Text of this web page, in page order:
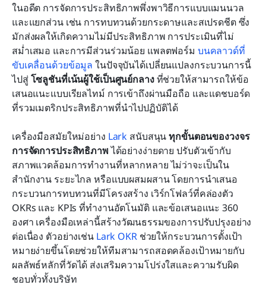
ในอดีต การจัดการประสิทธิภาพพึ่งพาวิธีการแบบแมนนวล
และแยกส่วน เช่น การทบทวนด้วยกระดาษและสเปรดชีต ซึ่ง
มักส่งผลให้เกิดความไม่มีประสิทธิภาพ การประเมินที่ไม่
สม่ำเสมอ และการมีส่วนร่วมน้อย แพลตฟอร์ม บนคลาวด์ที่
ขับเคลื่อนด้วยข้อมูล ในปัจจุบันได้เปลี่ยนแปลงกระบวนการนี้
ไปสู่ โซลูชันที่เน้นผู้ใช้เป็นศูนย์กลาง ที่ช่วยให้สามารถให้ข้อ
เสนอแนะแบบเรียลไทม์ การเข้าถึงผ่านมือถือ และแดชบอร์ด
ที่รวมเมตริกประสิทธิภาพที่นำไปปฏิบัติได้
เครื่องมือสมัยใหม่อย่าง Lark สนับสนุน ทุกขั้นตอนของวงจร
การจัดการประสิทธิภาพ ได้อย่างง่ายดาย ปรับตัวเข้ากับ
สภาพแวดล้อมการทำงานที่หลากหลาย ไม่ว่าจะเป็นใน
สำนักงาน ระยะไกล หรือแบบผสมผสาน โดยการนำเสนอ
กระบวนการทบทวนที่มีโครงสร้าง เวิร์กโฟลว์ที่คล่องตัว
OKRs และ KPIs ที่ทำงานอัตโนมัติ และข้อเสนอแนะ 360
องศา เครื่องมือเหล่านี้สร้างวัฒนธรรมของการปรับปรุงอย่าง
ต่อเนื่อง ตัวอย่างเช่น Lark OKR ช่วยให้กระบวนการตั้งเป้า
หมายง่ายขึ้นโดยช่วยให้ทีมสามารถสอดคล้องเป้าหมายกับ
ผลลัพธ์หลักที่วัดได้ ส่งเสริมความโปร่งใสและความรับผิด
ชอบทั่วทั้งบริษัท